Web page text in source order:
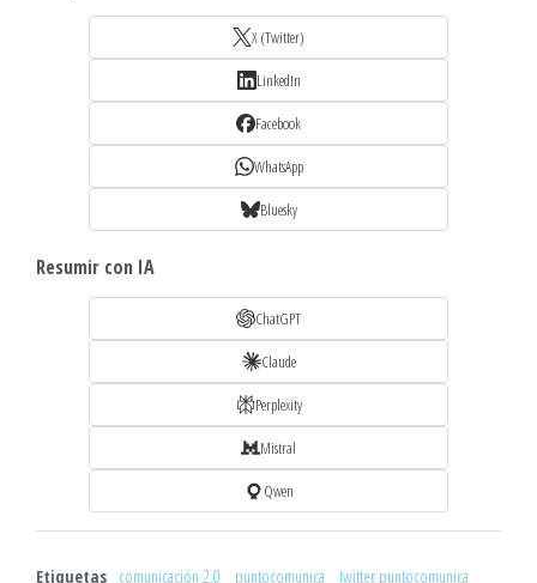
X (Twitter)
LinkedIn
Facebook
WhatsApp
Bluesky
Resumir con IA
ChatGPT
Claude
Perplexity
Mistral
Qwen
Etiquetas comunicación 2.0 puntocomunica twitter puntocomunica